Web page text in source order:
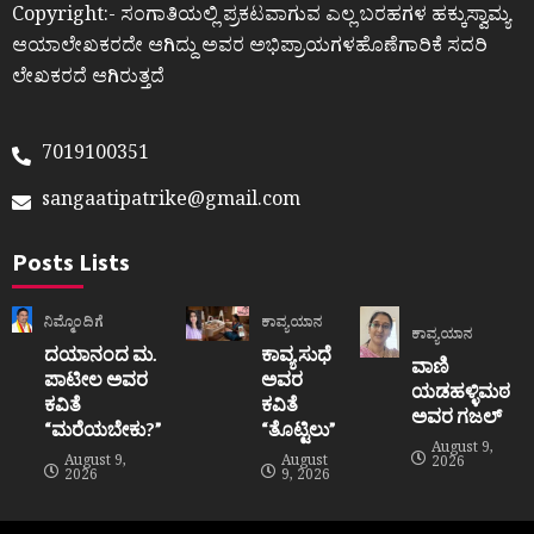
Copyright:- ಸಂಗಾತಿಯಲ್ಲಿ ಪ್ರಕಟವಾಗುವ ಎಲ್ಲ ಬರಹಗಳ ಹಕ್ಕುಸ್ವಾಮ್ಯ
ಆಯಾಲೇಖಕರದೇ ಆಗಿದ್ದು ಅವರ ಅಭಿಪ್ರಾಯಗಳಹೊಣೆಗಾರಿಕೆ ಸದರಿ
ಲೇಖಕರದೆ ಆಗಿರುತ್ತದೆ
7019100351
sangaatipatrike@gmail.com
Posts Lists
ನಿಮ್ಮೊಂದಿಗೆ
ದಯಾನಂದ ಮ.
ಪಾಟೀಲ ಅವರ
ಕವಿತೆ
“ಮರೆಯಬೇಕು?”
August 9,
2026
ಕಾವ್ಯಯಾನ
ಕಾವ್ಯ ಸುಧೆ
ಅವರ
ಕವಿತೆ
“ತೊಟ್ಟಿಲು”
August
9, 2026
ಕಾವ್ಯಯಾನ
ವಾಣಿ
ಯಡಹಳ್ಳಿಮಠ
ಅವರ ಗಜಲ್
August 9,
2026